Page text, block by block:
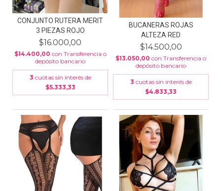
CONJUNTO RUTERA MERIT
3 PIEZAS ROJO
$16.000,00
$14.400,00 con Transferencia o
depósito bancario
3 cuotas sin interés de
$5.333,33
BUCANERAS ROJAS
ALTEZA RED
$14.500,00
$13.050,00 con Transferencia o
depósito bancario
3 cuotas sin interés de
$4.833,33